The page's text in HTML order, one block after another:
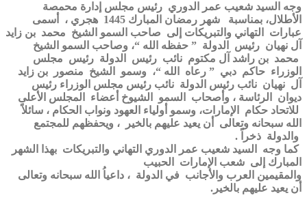
وجه السيد شعيب عمر الدوري رئيس مجلس إدارة محمصة
الأطلال، بمناسبة شهر رمضان المبارك 1445 هجري ، أسمى
عبارات التهاني والتبريكات إلى صاحب السمو الشيخ محمد بن زايد
آل نهيان رئيس الدولة ” حفظه الله “، وصاحب السمو الشيخ
محمد بن راشد آل مكتوم نائب رئيس الدولة رئيس مجلس
الوزراء حاكم دبي ” رعاه الله “، وسمو الشيخ منصور بن زايد
آل نهيان نائب رئيس الدولة نائب رئيس مجلس الوزراء رئيس
ديوان الرئاسة ، وأصحاب السمو الشيوخ أعضاء المجلس الأعلى
للاتحاد حكام الإمارات، وسمو أولياء العهود ونواب الحكام ، سائلاً
الله سبحانه وتعالى أن يعيد عليهم بالخير ، ويحفظهم للمجتمع
والدولة ذخراً .
كما وجه السيد شعيب عمر الدوري التهاني والتبريكات بهذا الشهر
المبارك إلى شعب الإمارات الحبيب
والمقيمين العرب والأجانب في الدولة ، داعياُ الله سبحانه وتعالى
أن يعيد عليهم بالخير.